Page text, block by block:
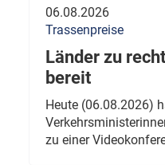
06.08.2026
Trassenpreise
Länder zu
bereit
Heute (06.08.2026)
zu einer